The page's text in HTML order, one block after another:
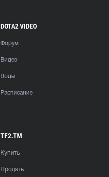
DOTA2 VIDEO
Форум
Видео
Воды
Расписание
TF2.TM
Купить
Продать